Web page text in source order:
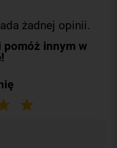
żadnej opinii.
pomóż innym w